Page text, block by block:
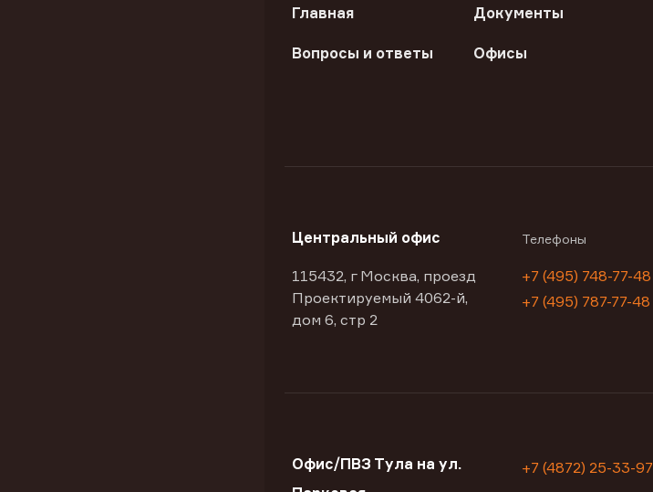
Главная Документы
Вопросы и ответы Офисы
Центральный офис
115432, г Москва, проезд
Проектируемый 4062-й,
дом 6, стр 2
Телефоны
+7 (495) 748-77-48
+7 (495) 787-77-48
Офис/ПВЗ Тула на ул.
+7 (4872) 25-33-97